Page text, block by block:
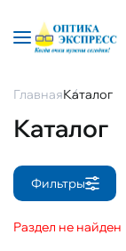
ГлавнаяКаталог
Каталог
Фильтры
Раздел не найден